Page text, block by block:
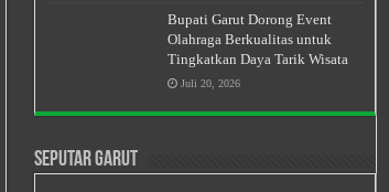
Bupati Garut Dorong Event
Olahraga Berkualitas untuk
Tingkatkan Daya Tarik Wisata
Juli 20, 2026
Seputar Garut